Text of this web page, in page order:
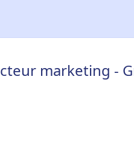
marketing -